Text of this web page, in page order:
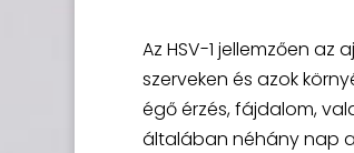
Az HSV-1 jellemzően
szerveken és azok
égő érzés, fájdalom,
általában néhány nap